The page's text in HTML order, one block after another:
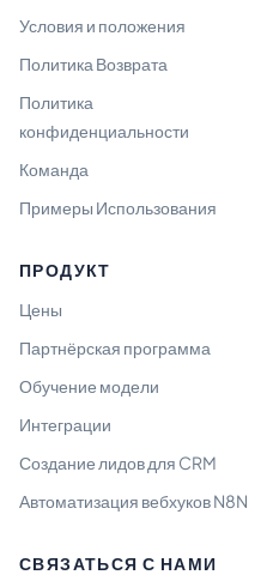
Условия и положения
Политика Возврата
Политика
конфиденциальности
Команда
Примеры Использования
ПРОДУКТ
Цены
Партнёрская программа
Обучение модели
Интеграции
Создание лидов для CRM
Автоматизация вебхуков N8N
СВЯЗАТЬСЯ С НАМИ